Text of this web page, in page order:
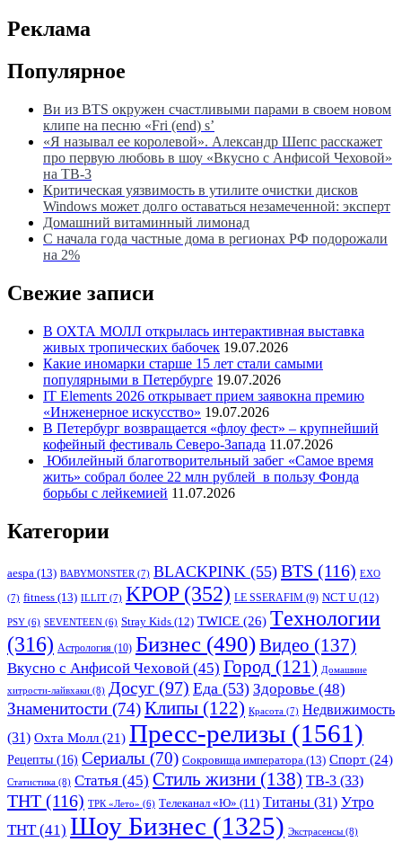
Реклама
Популярное
Ви из BTS окружен счастливыми парами в своем новом
клипе на песню «Fri (end) s’
«Я называл ее королевой». Александр Шепс расскажет
про первую любовь в шоу «Вкусно с Анфисой Чеховой»
на ТВ-3
Критическая уязвимость в утилите очистки дисков
Windows может долго оставаться незамеченной: эксперт
Домашний витаминный лимонад
С начала года частные дома в регионах РФ подорожали
на 2%
Свежие записи
В ОХТА МОЛЛ открылась интерактивная выставка
живых тропических бабочек 19.07.2026
Какие иномарки старше 15 лет стали самыми
популярными в Петербурге 19.07.2026
IT Elements 2026 открывает прием заявокна премию
«Инженерное искусство» 19.07.2026
В Петербург возвращается «флоу фест» – крупнейший
кофейный фестиваль Северо-Запада 11.07.2026
Юбилейный благотворительный забег «Самое время
жить» собрал более 22 млн рублей в пользу Фонда
борьбы с лейкемией 11.07.2026
Категории
aespa (13) BABYMONSTER(7) BLACKPINK (55) BTS (116) EXO
(7) fitness (13) ILLIT (7) KPOP(352) LE SSERAFIM (9) NCT U (12)
PSY (6) SEVENTEEN (6) Stray Kids (12) TWICE (26) Tехнологии
(316) Астрология (10) Бизнес (490)Видео (137)
Вкусно с Анфисой Чеховой (45) Город (121) Домашние
хитрости-лайвхаки (8) Досуг (97) Еда (53) Здоровье (48)
Знаменитости (74)Клипы (122) Красота (7) Недвижимость
(31) Охта Молл (21) Пресс-релизы (1561)
Рецепты (16) Сериалы (70) Сокровища императора (13) Спорт (24)
Статистика (8) Статья (45) Стиль жизни (138) ТВ-3 (33)
ТНТ (116) ТРК «Лето» (6) Телеканал «Ю» (11) Титаны (31) Утро
ТНТ(41) Шоу Бизнес (1325) Экстрасенсы (8)